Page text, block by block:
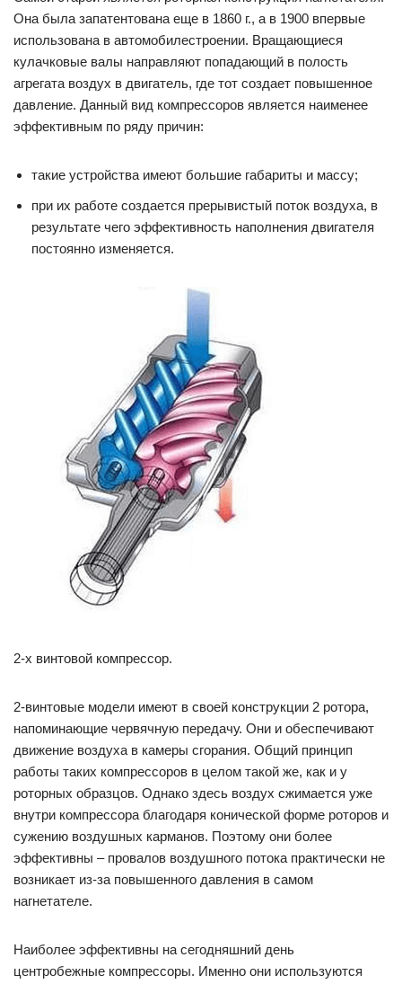
Она была запатентована еще в 1860 г., а в 1900 впервые
использована в автомобилестроении. Вращающиеся
кулачковые валы направляют попадающий в полость
агрегата воздух в двигатель, где тот создает повышенное
давление. Данный вид компрессоров является наименее
эффективным по ряду причин:
такие устройства имеют большие габариты и массу;
при их работе создается прерывистый поток воздуха, в
результате чего эффективность наполнения двигателя
постоянно изменяется.
2-х винтовой компрессор.
2-винтовые модели имеют в своей конструкции 2 ротора,
напоминающие червячную передачу. Они и обеспечивают
движение воздуха в камеры сгорания. Общий принцип
работы таких компрессоров в целом такой же, как и у
роторных образцов. Однако здесь воздух сжимается уже
внутри компрессора благодаря конической форме роторов и
сужению воздушных карманов. Поэтому они более
эффективны – провалов воздушного потока практически не
возникает из-за повышенного давления в самом
нагнетателе.
Наиболее эффективны на сегодняшний день
центробежные компрессоры. Именно они используются